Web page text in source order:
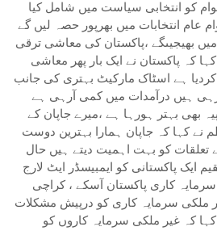
کو انتخابی سیاست میں شامل کیا
عام انتخابات میں بھرپور حصہ لیں گے
میں بھیجیںگے ،پاکستان کی معاشی ترقی
کہ پاکستان نے ایک بار پھر معاشی
ہے اسٹاک مارکیٹ بہتری کی جانب
ہیں درآمدات میں کمی آرہی ہے
بھی بہتر ہورہا ہے ،میرے جاپان کے
نے کہا کہ جاپان ہمارا بہترین دوست
کو بہت اہمیت دیتے ہیں حال
ایک پاکستانی کو ایمبیسڈر ایٹ لارج
کاری پاکستان آسکے ، کراچی
سرمایہ کاری کو درپیش مشکلات
کہ غیر ملکی سرمایہ کاروں کو